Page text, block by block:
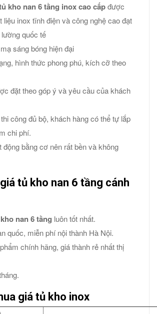
kho nan 6 tầng inox cao cấpđược
liệu inox tĩnh điện và công nghệ cao đạt
quốc tế
sáng bóng hiện đại
hình thức phong phú, kích cỡ theo
đặt theo góp ý và yêu cầu của khách
công đủ bộ, khách hàng có thể tự lắp
chi phí.
động bằng cơ nên rất bền và không
tủ kho nan 6 tầng cánh
nan 6 tầng luôn tốt nhất.
quốc, miễn phí nội thành Hà Nội.
chính hãng, giá thành rẻ nhất thị
giá tủ kho inox